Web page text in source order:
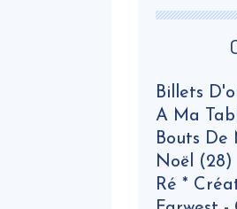
Billets
A Ma
Bouts De
Noël (28)
Ré *